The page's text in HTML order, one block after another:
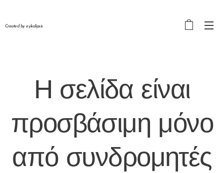
Created by eykalipsis
Η σελίδα είναι
προσβάσιμη μόνο
από συνδρομητές